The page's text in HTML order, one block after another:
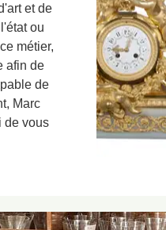
et de
ou
métier,
afin de
de
Marc
de vous